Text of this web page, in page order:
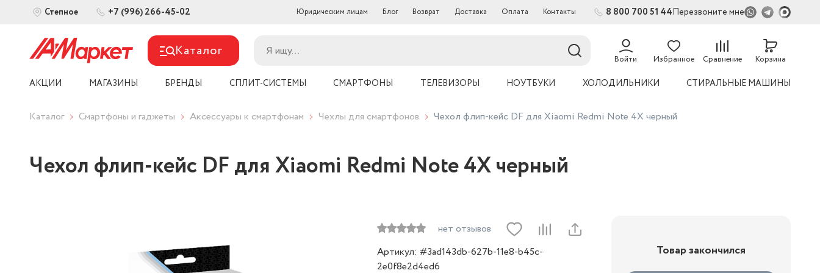
Степное +7 (996) 266-45-02 Юридическим лицам Блог Возврат Доставка Оплата Контакты 8 800 700 51 44Перезвоните мне
Каталог Войти Избранное Сравнение
54
Корзина
АКЦИИ МАГАЗИНЫ БРЕНДЫ СПЛИТ-СИСТЕМЫ СМАРТФОНЫ ТЕЛЕВИЗОРЫ НОУТБУКИ ХОЛОДИЛЬНИКИ СТИРАЛЬНЫЕ МАШИНЫ
Каталог Смартфоны и гаджеты Аксессуары к смартфонам Чехлы для смартфонов Чехол флип-кейс DF для Xiaomi Redmi Note 4X черный
Чехол флип-кейс DF для Xiaomi Redmi Note 4X черный
нет отзывов
Артикул: #3ad143db-627b-11e8-b45c-
2e0f8e2d4ed6
Товар закончился